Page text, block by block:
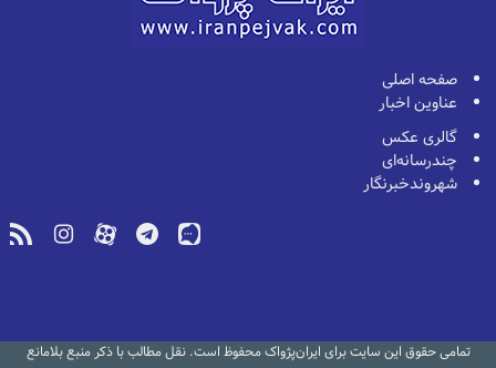
صفحه اصلی
عناوین اخبار
گالری عکس
چندرسانه‌ای
شهروندخبرنگار
تمامی حقوق این سایت برای ایران‌پژواک محفوظ است. نقل مطالب با ذکر منبع بلامانع